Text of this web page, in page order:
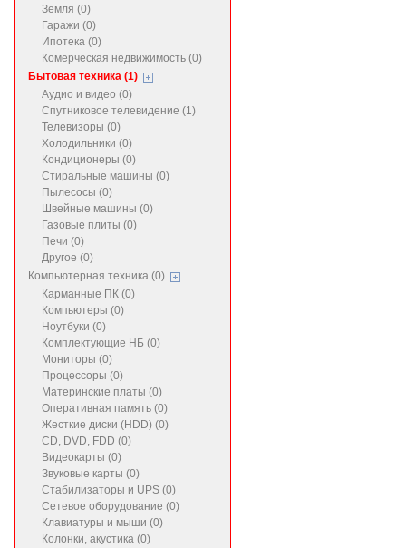
Земля (0)
Гаражи (0)
Ипотека (0)
Комерческая недвижимость (0)
Бытовая техника (1)
Аудио и видео (0)
Спутниковое телевидение (1)
Телевизоры (0)
Холодильники (0)
Кондиционеры (0)
Стиральные машины (0)
Пылесосы (0)
Швейные машины (0)
Газовые плиты (0)
Печи (0)
Другое (0)
Компьютерная техника (0)
Карманные ПК (0)
Компьютеры (0)
Ноутбуки (0)
Комплектующие НБ (0)
Мониторы (0)
Процессоры (0)
Материнские платы (0)
Оперативная память (0)
Жесткие диски (HDD) (0)
CD, DVD, FDD (0)
Видеокарты (0)
Звуковые карты (0)
Стабилизаторы и UPS (0)
Сетевое оборудование (0)
Клавиатуры и мыши (0)
Колонки, акустика (0)